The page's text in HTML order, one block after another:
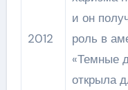
2012
и он
роль в
«Темные
открыла